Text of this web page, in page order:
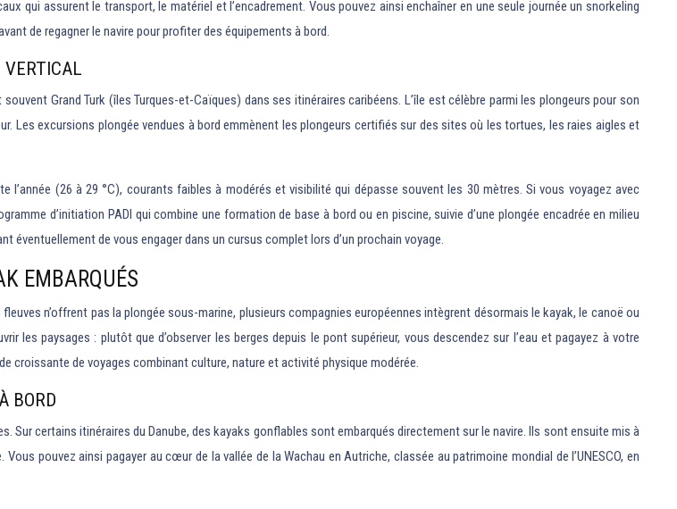
qui assurent le transport, le matériel et l’encadrement. Vous pouvez ainsi enchaîner en une seule journée un snorkeling
de regagner le navire pour profiter des équipements à bord.
VERTICAL
Grand Turk (îles Turques-et-Caïques) dans ses itinéraires caribéens. L’île est célèbre parmi les plongeurs pour son
Les excursions plongée vendues à bord emmènent les plongeurs certifiés sur des sites où les tortues, les raies aigles et
(26 à 29 °C), courants faibles à modérés et visibilité qui dépasse souvent les 30 mètres. Si vous voyagez avec
d’initiation PADI qui combine une formation de base à bord ou en piscine, suivie d’une plongée encadrée en milieu
éventuellement de vous engager dans un cursus complet lors d’un prochain voyage.
EMBARQUÉS
n’offrent pas la plongée sous-marine, plusieurs compagnies européennes intègrent désormais le kayak, le canoë ou
les paysages : plutôt que d’observer les berges depuis le pont supérieur, vous descendez sur l’eau et pagayez à votre
croissante de voyages combinant culture, nature et activité physique modérée.
BORD
certains itinéraires du Danube, des kayaks gonflables sont embarqués directement sur le navire. Ils sont ensuite mis à
pouvez ainsi pagayer au cœur de la vallée de la Wachau en Autriche, classée au patrimoine mondial de l’UNESCO, en